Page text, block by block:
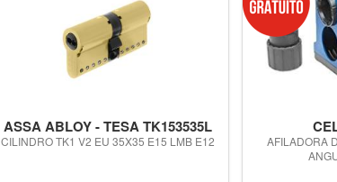
ASSA ABLOY - TESA TK153535L
CILINDRO TK1 V2 EU 35X35 E15 LMB E12
AFILADORA